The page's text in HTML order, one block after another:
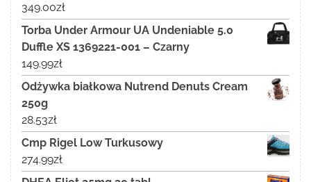
349.00zł
Torba Under Armour UA Undeniable 5.0
Duffle XS 1369221-001 – Czarny
149.99zł
Odżywka białkowa Nutrend Denuts Cream
250g
28.53zł
Cmp Rigel Low Turkusowy
274.99zł